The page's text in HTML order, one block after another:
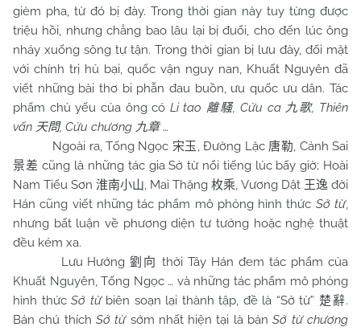
gièm pha, từ đó bị đày. Trong thời gian này tuy từng được
triệu hồi, nhưng chẳng bao lâu lại bị đuổi, cho đến lúc ông
nhảy xuống sông tự tận. Trong thời gian bị lưu đày, đối mặt
với chính trị hủ bại, quốc vận nguy nan, Khuất Nguyên đã
viết những bài thơ bi phẫn đau buồn, ưu quốc ưu dân. Tác
phẩm chủ yếu của ông có Li tao 離騷, Cửu ca 九歌, Thiên
vấn 天問, Cửu chương 九章…
Ngoài ra, Tống Ngọc 宋玉 , Đường Lặc 唐勒, Cảnh Sai
景差 cũng là những tác gia Sở từ nổi tiếng lúc bấy giờ; Hoài
Nam Tiểu Sơn 淮南小山, Mai Thặng 枚乘, Vương Dật 王逸 đời
Hán cũng viết những tác phẩm mô phỏng hình thức Sở từ,
nhưng bất luận về phương diện tư tưởng hoặc nghệ thuật
đều kém xa.
Lưu Hướng劉向 thời Tây Hán đem tác phẩm của
Khuất Nguyên, Tống Ngọc … và những tác phẩm mô phỏng
hình thứcSở từbiên soạn lại thành tập, đề là “Sở từ” 楚辭.
Bản chú thích Sở từsớm nhất hiện tại là bảnSở từ chương